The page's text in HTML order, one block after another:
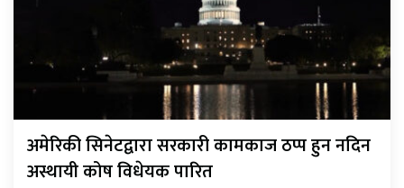
अमेरिकी सिनेटद्वारा सरकारी कामकाज ठप्प हुन नदिन
अस्थायी कोष विधेयक पारित